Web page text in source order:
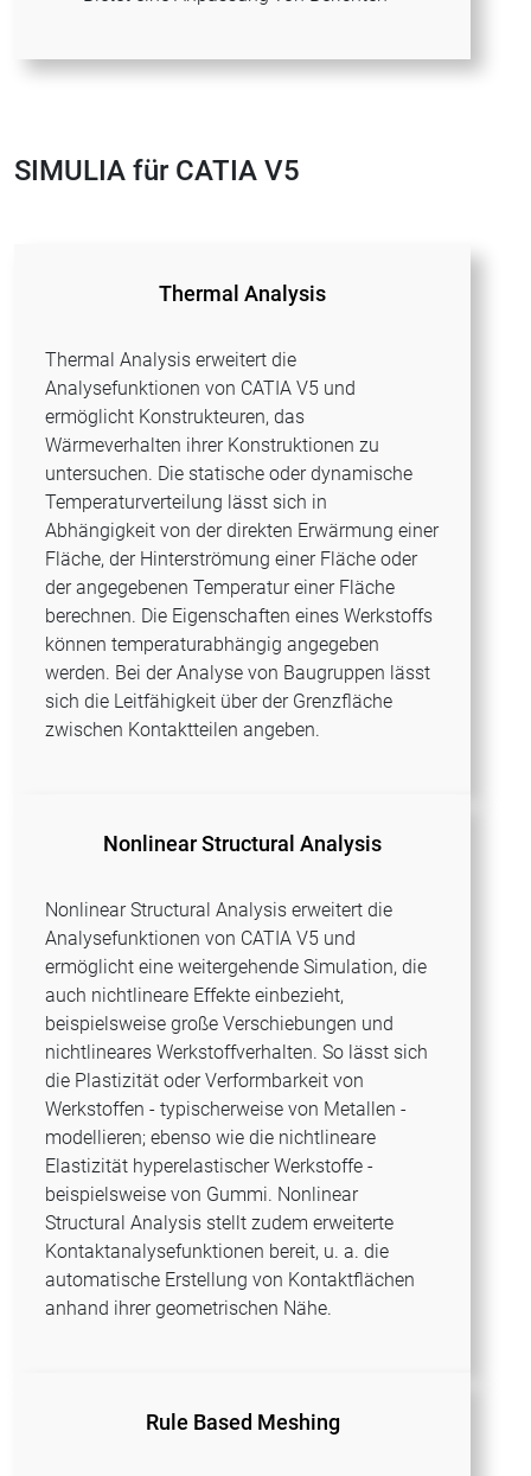
SIMULIA für CATIA V5
Thermal Analysis
Thermal Analysis erweitert die
Analysefunktionen von CATIA V5 und
ermöglicht Konstrukteuren, das
Wärmeverhalten ihrer Konstruktionen zu
untersuchen. Die statische oder dynamische
Temperaturverteilung lässt sich in
Abhängigkeit von der direkten Erwärmung einer
Fläche, der Hinterströmung einer Fläche oder
der angegebenen Temperatur einer Fläche
berechnen. Die Eigenschaften eines Werkstoffs
können temperaturabhängig angegeben
werden. Bei der Analyse von Baugruppen lässt
sich die Leitfähigkeit über der Grenzfläche
zwischen Kontaktteilen angeben.
Nonlinear Structural Analysis
Nonlinear Structural Analysis erweitert die
Analysefunktionen von CATIA V5 und
ermöglicht eine weitergehende Simulation, die
auch nichtlineare Effekte einbezieht,
beispielsweise große Verschiebungen und
nichtlineares Werkstoffverhalten. So lässt sich
die Plastizität oder Verformbarkeit von
Werkstoffen - typischerweise von Metallen -
modellieren; ebenso wie die nichtlineare
Elastizität hyperelastischer Werkstoffe -
beispielsweise von Gummi. Nonlinear
Structural Analysis stellt zudem erweiterte
Kontaktanalysefunktionen bereit, u. a. die
automatische Erstellung von Kontaktflächen
anhand ihrer geometrischen Nähe.
Rule Based Meshing